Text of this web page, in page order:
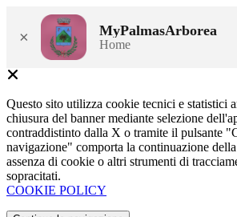
× MyPalmasArborea
Home
Questo sito utilizza cookie tecnici e statistici
chiusura del banner mediante selezione
contraddistinto dalla X o tramite il pulsante
navigazione" comporta la continuazione
assenza di cookie o altri strumenti di
sopracitati.
COOKIE POLICY